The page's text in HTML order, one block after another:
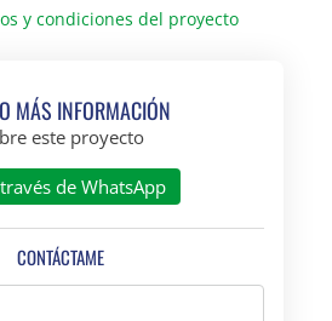
y condiciones del proyecto
MÁS INFORMACIÓN
este proyecto
de WhatsApp
CONTÁCTAME